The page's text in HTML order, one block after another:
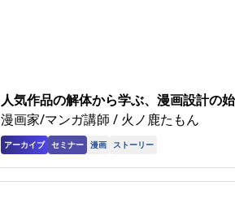
人気作品の解体から学ぶ、漫画設計の
漫画家/マンガ講師 / 火ノ鹿たもん
アーカイブ セミナー 漫画 ストーリー